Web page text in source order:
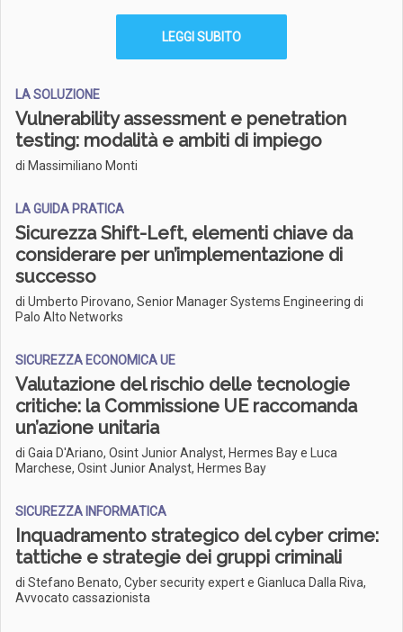
LEGGI SUBITO
LA SOLUZIONE
Vulnerability assessment e penetration
testing: modalità e ambiti di impiego
di Massimiliano Monti
LA GUIDA PRATICA
Sicurezza Shift-Left, elementi chiave da
considerare per un’implementazione di
successo
di Umberto Pirovano, Senior Manager Systems Engineering di
Palo Alto Networks
SICUREZZA ECONOMICA UE
Valutazione del rischio delle tecnologie
critiche: la Commissione UE raccomanda
un’azione unitaria
di Gaia D'Ariano, Osint Junior Analyst, Hermes Bay e Luca
Marchese, Osint Junior Analyst, Hermes Bay
SICUREZZA INFORMATICA
Inquadramento strategico del cyber crime:
tattiche e strategie dei gruppi criminali
di Stefano Benato, Cyber security expert e Gianluca Dalla Riva,
Avvocato cassazionista